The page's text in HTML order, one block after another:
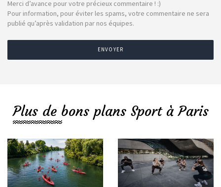
Merci d’avance pour votre précieux commentaire ! :)
Pour information, pour éviter les spams, votre commentaire ne sera
publié qu’après validation par nos équipes.
ENVOYER
Plus de bons plans Sport à Paris